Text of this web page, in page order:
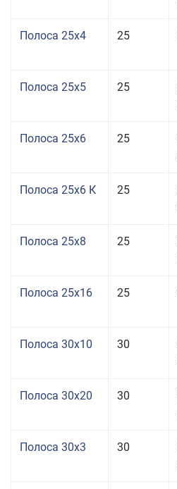
Полоса 25x4 25
Полоса 25x5 25
Полоса 25x6 25
Полоса 25x6 К 25
Полоса 25x8 25
Полоса 25x16 25
Полоса 30x10 30
Полоса 30x20 30
Полоса 30x3 30